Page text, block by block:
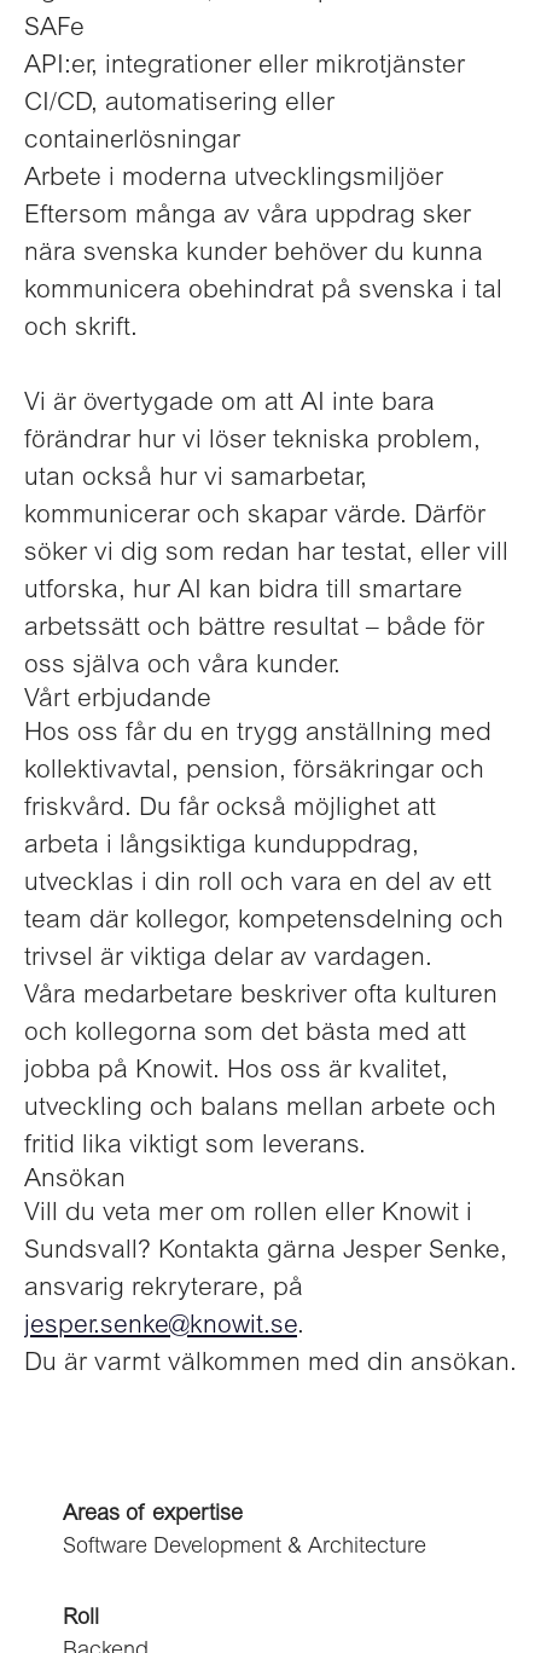
SAFe
API:er, integrationer eller mikrotjänster
CI/CD, automatisering eller
containerlösningar
Arbete i moderna utvecklingsmiljöer
Eftersom många av våra uppdrag sker
nära svenska kunder behöver du kunna
kommunicera obehindrat på svenska i tal
och skrift.
Vi är övertygade om att AI inte bara
förändrar hur vi löser tekniska problem,
utan också hur vi samarbetar,
kommunicerar och skapar värde. Därför
söker vi dig som redan har testat, eller vill
utforska, hur AI kan bidra till smartare
arbetssätt och bättre resultat – både för
oss själva och våra kunder.
Vårt erbjudande
Hos oss får du en trygg anställning med
kollektivavtal, pension, försäkringar och
friskvård. Du får också möjlighet att
arbeta i långsiktiga kunduppdrag,
utvecklas i din roll och vara en del av ett
team där kollegor, kompetensdelning och
trivsel är viktiga delar av vardagen.
Våra medarbetare beskriver ofta kulturen
och kollegorna som det bästa med att
jobba på Knowit. Hos oss är kvalitet,
utveckling och balans mellan arbete och
fritid lika viktigt som leverans.
Ansökan
Vill du veta mer om rollen eller Knowit i
Sundsvall? Kontakta gärna Jesper Senke,
ansvarig rekryterare, på
jesper.senke@knowit.se.
Du är varmt välkommen med din ansökan.
Areas of expertise
Software Development & Architecture
Roll